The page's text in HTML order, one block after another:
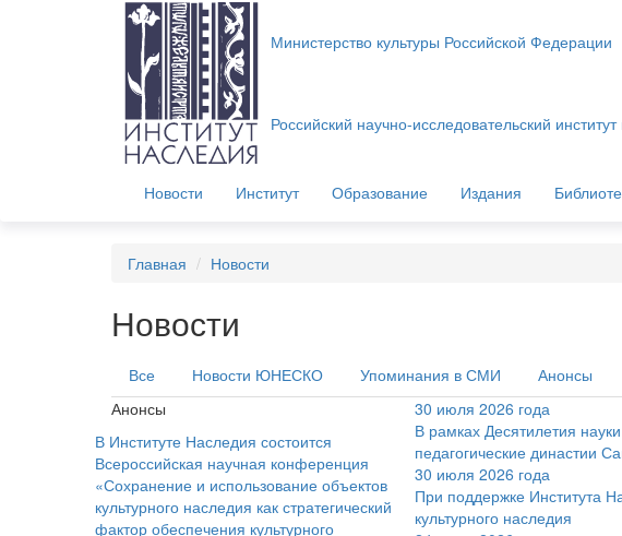
Министерство культуры Российской Федерации
Российский научно-исследовательский
Новости Институт Образование Издания
Главная Новости
Новости
Все Новости ЮНЕСКО Упоминания в СМИ
Анонсы
Анонсы
В Институте Наследия состоится
Всероссийская научная конференция
«Сохранение и использование объектов
культурного наследия как стратегический
фактор обеспечения культурного
30 июля 2026 года
В рамках Десятилетия
педагогические династии
30 июля 2026 года
При поддержке Института
культурного наследия